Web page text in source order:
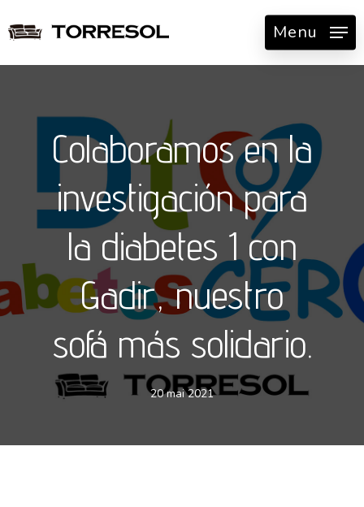
to
Menu
Colaboramos en la
investigación para
la diabetes 1 con
Gadir, nuestro
sofá más solidario.
20 mai 2021